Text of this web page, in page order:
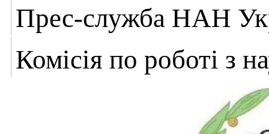
Прес-служба НАН
Комісія по роботі з